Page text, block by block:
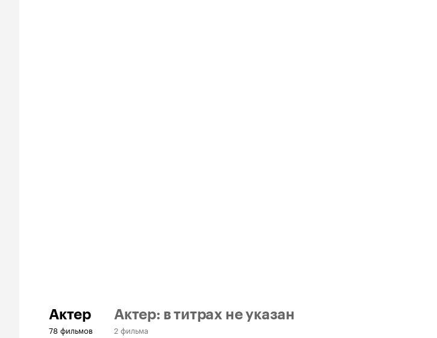
Актер
78 фильмов
Актер: в титрах не указан
2 фильма